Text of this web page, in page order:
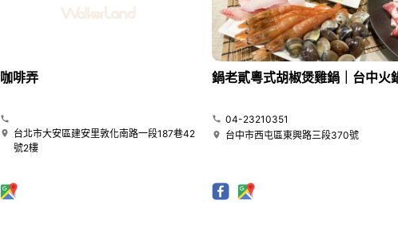
咖啡弄
台北市大安區建安里敦化南路一段187巷42
號2樓
鍋老貳粵式胡椒煲雞鍋｜台中火
04-23210351
台中市西屯區東興路三段370號